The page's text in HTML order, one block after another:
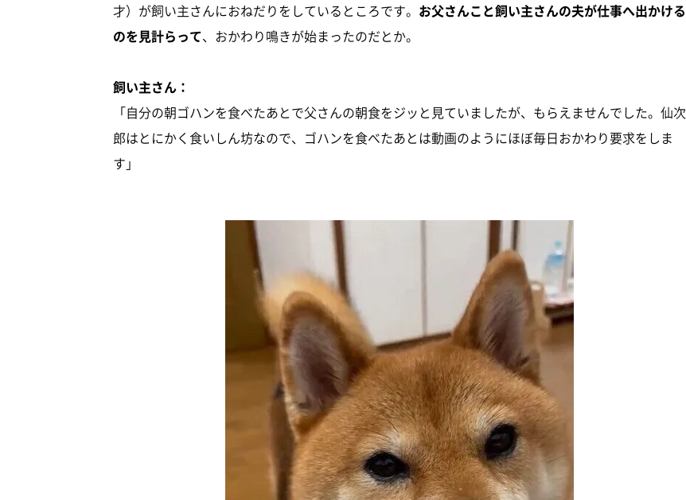
才）が飼い主さんにおねだりをしているところです。 お父さんこと飼い主さんの夫が仕事へ出かける
のを見計らって、おかわり鳴きが始まったのだとか。
飼い主さん：
「自分の朝ゴハンを食べたあとで父さんの朝食をジッと見ていましたが、もらえませんでした。仙次
郎はとにかく食いしん坊なので、ゴハンを食べたあとは動画のようにほぼ毎日おかわり要求をしま
す」